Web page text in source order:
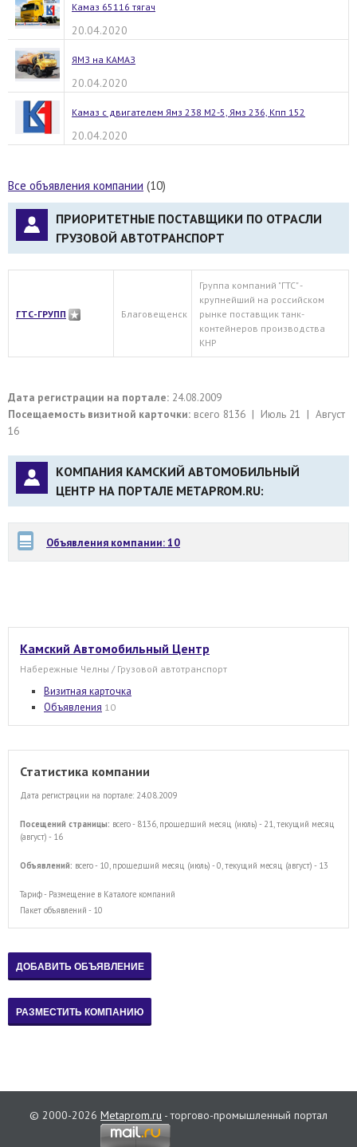
Камаз 65116 тягач
20.04.2020
ЯМЗ на КАМАЗ
20.04.2020
Камаз с двигателем Ямз 238 М2-5, Ямз 236, Кпп 152
20.04.2020
Все объявления компании (10)
ПРИОРИТЕТНЫЕ ПОСТАВЩИКИ ПО ОТРАСЛИ
ГРУЗОВОЙ АВТОТРАНСПОРТ
ГТС-ГРУПП Благовещенск
Группа компаний "ГТС" -
крупнейший на российском
рынке поставщик танк-
контейнеров производства
КНР
Дата регистрации на портале: 24.08.2009
Посещаемость визитной карточки: всего 8136 | Июль 21 | Август
16
КОМПАНИЯ КАМСКИЙ АВТОМОБИЛЬНЫЙ
ЦЕНТР НА ПОРТАЛЕ METAPROM.RU:
Объявления компании: 10
Камский Автомобильный Центр
Набережные Челны / Грузовой автотранспорт
Визитная карточка
Объявления 10
Статистика компании
Дата регистрации на портале: 24.08.2009
Посещений страницы: всего - 8136, прошедший месяц (июль) - 21, текущий месяц
(август) - 16
Объявлений: всего - 10, прошедший месяц (июль) - 0, текущий месяц (август) - 13
Тариф - Размещение в Каталоге компаний
Пакет объявлений - 10
© 2000-2026 Metaprom.ru - торгово-промышленный портал